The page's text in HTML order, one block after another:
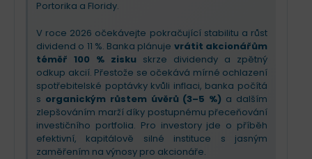
Portorika a Floridy.
V roce 2026 očekávejte pokračující stabilitu a růst
dividend o 11 %. Banka plánuje vrátit akcionářům
téměř 100 % zisku skrze dividendy a zpětný
odkup akcií. Přestože se očekává mírné ochlazení
spotřebitelské poptávky kvůli inflaci, banka počítá
s organickým růstem úvěrů (3–5 %) a dalším
zlepšováním marží díky postupnému přeceňování
investičního portfolia. Pro investory jde o příběh
efektivní, kapitálově silné instituce s jasným
zaměřením na výnosy pro akcionáře.